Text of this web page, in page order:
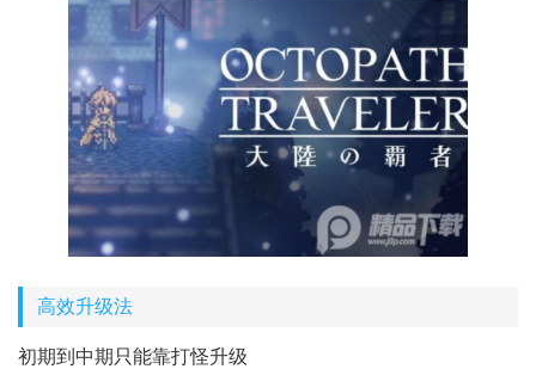
高效升级法
初期到中期只能靠打怪升级